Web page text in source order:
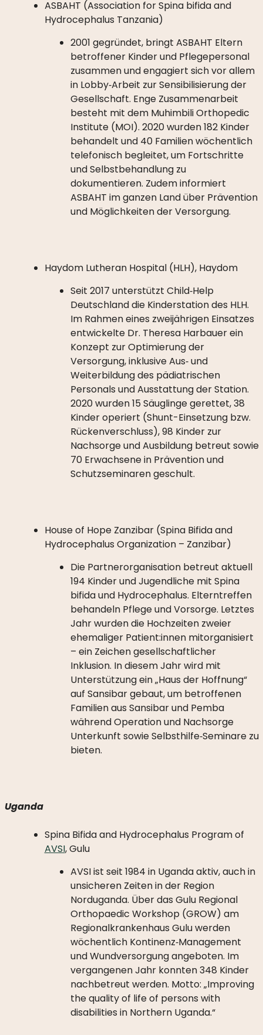
ASBAHT (Association for Spina bifida and
Hydrocephalus Tanzania)
2001 gegründet, bringt ASBAHT Eltern
betroffener Kinder und Pflegepersonal
zusammen und engagiert sich vor allem
in Lobby‑Arbeit zur Sensibilisierung der
Gesellschaft. Enge Zusammenarbeit
besteht mit dem Muhimbili Orthopedic
Institute (MOI). 2020 wurden 182 Kinder
behandelt und 40 Familien wöchentlich
telefonisch begleitet, um Fortschritte
und Selbstbehandlung zu
dokumentieren. Zudem informiert
ASBAHT im ganzen Land über Prävention
und Möglichkeiten der Versorgung.
Haydom Lutheran Hospital (HLH), Haydom
Seit 2017 unterstützt Child‑Help
Deutschland die Kinderstation des HLH.
Im Rahmen eines zweijährigen Einsatzes
entwickelte Dr. Theresa Harbauer ein
Konzept zur Optimierung der
Versorgung, inklusive Aus‑ und
Weiterbildung des pädiatrischen
Personals und Ausstattung der Station.
2020 wurden 15 Säuglinge gerettet, 38
Kinder operiert (Shunt-Einsetzung bzw.
Rückenverschluss), 98 Kinder zur
Nachsorge und Ausbildung betreut sowie
70 Erwachsene in Prävention und
Schutzseminaren geschult.
House of Hope Zanzibar (Spina Bifida and
Hydrocephalus Organization – Zanzibar)
Die Partnerorganisation betreut aktuell
194 Kinder und Jugendliche mit Spina
bifida und Hydrocephalus. Elterntreffen
behandeln Pflege und Vorsorge. Letztes
Jahr wurden die Hochzeiten zweier
ehemaliger Patient:innen mitorganisiert
– ein Zeichen gesellschaftlicher
Inklusion. In diesem Jahr wird mit
Unterstützung ein „Haus der Hoffnung“
auf Sansibar gebaut, um betroffenen
Familien aus Sansibar und Pemba
während Operation und Nachsorge
Unterkunft sowie Selbsthilfe‑Seminare zu
bieten.
Uganda
Spina Bifida and Hydrocephalus Program of
AVSI, Gulu
AVSI ist seit 1984 in Uganda aktiv, auch in
unsicheren Zeiten in der Region
Norduganda. Über das Gulu Regional
Orthopaedic Workshop (GROW) am
Regionalkrankenhaus Gulu werden
wöchentlich Kontinenz‑Management
und Wundversorgung angeboten. Im
vergangenen Jahr konnten 348 Kinder
nachbetreut werden. Motto: „Improving
the quality of life of persons with
disabilities in Northern Uganda.“